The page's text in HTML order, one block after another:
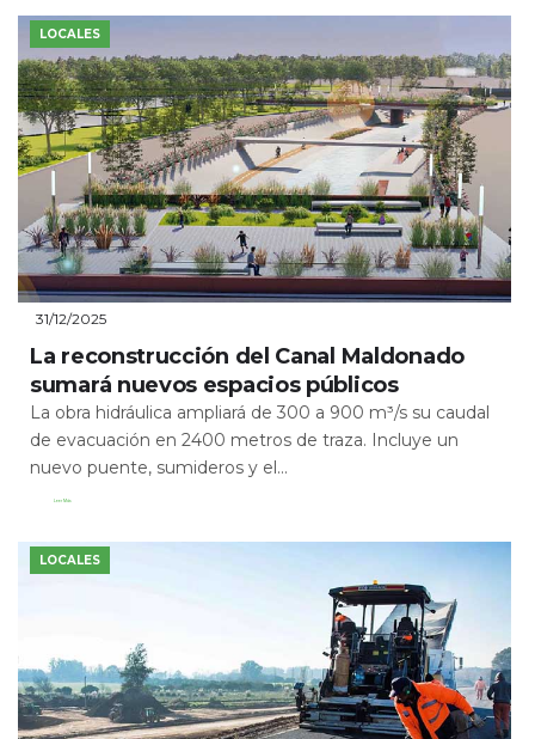
LOCALES
31/12/2025
La reconstrucción del Canal Maldonado
sumará nuevos espacios públicos
La obra hidráulica ampliará de 300 a 900 m³/s su caudal
de evacuación en 2400 metros de traza. Incluye un
nuevo puente, sumideros y el...
Leer Más
LOCALES